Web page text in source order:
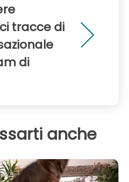
tracce di
di
anche